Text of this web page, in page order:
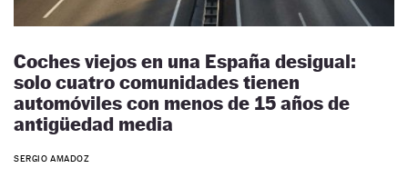
Coches viejos en una España desigual:
solo cuatro comunidades tienen
automóviles con menos de 15 años de
antigüedad media
SERGIO AMADOZ